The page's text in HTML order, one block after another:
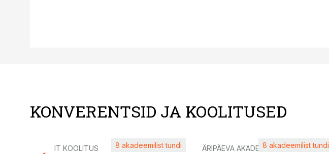
KONVERENTSID JA KOOLITUSED
IT KOOLITUS 8 akadeemilist tundi ÄRIPÄEVA AKADEEMIA8 akadeemilist tundi